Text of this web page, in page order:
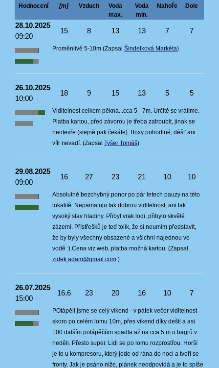
Hodnocení
[m] Vzduch
Voda
max.
Voda
min.
Nahoře Dole
28.10.2025
09:20
15 8 13 13 7 7
Proměnlivě 5-10m (Zapsal Šindelková Markéta)
26.10.2025
10:00
18 9 15 13 5 5
Viditelnost celkem pěkná...cca 5 - 7m. Určitě se vrátíme.
Platba kartou, před závorou je třeba zatroubit, jinak se
neotevře (stejně pak čekáte). Boxy pohodlné, déšť ani
vítr nevadí. (Zapsal Tyšer Tomáš)
29.08.2025
09:00
16 27 23 21 10 10
Absolutně bezchybný ponor po pár letech pauzy na této
lokalitě. Nepamatuju tak dobrou viditelnost, ani tak
vysoký stav hladiny. Přibyl vrak lodi, přibylo skvělé
zázemí. Přístřešků je teď tolik, že si neumím představit,
že by byly všechny obsazené a všichni najednou ve
vodě :).Cena viz web, platba možná kartou. (Zapsal
zidek.adam@gmail.com )
26.07.2025
15:00
16,6 23 20 16 10 7
POtápěli jsme se celý víkend - v pátek večer viditelnost
skoro po celém lomu 10m, přes víkend díky dešti a asi
100 dalším potápěčům spadla až na cca 5 m u bagrů v
neděli. Přesto super. Lidi se po lomu rozprostřou. Horší
je to u kompresoru, který jede od rána do noci a tvoří se
fronty. Jak je psáno níže, plánek neodpovídá a je to spíše